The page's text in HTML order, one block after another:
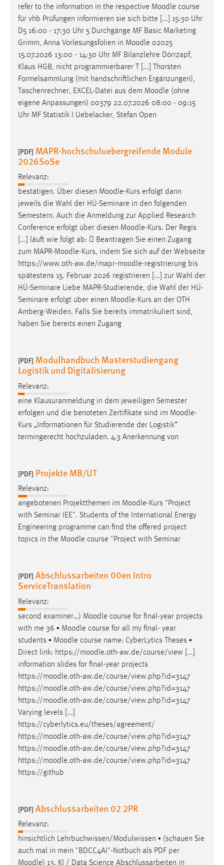
refer to the information in the respective Moodle course
für vhb Prüfungen informieren sie sich bitte [...] 15:30 Uhr
D5 16:00 - 17:30 Uhr 5 Durchgänge MF Basic Marketing
Grimm, Anna Vorlesungsfolien in Moodle 02025
15.07.2026 13:00 - 14:30 Uhr MF Bilanzlehre Dörrzapf,
Klaus HGB, nicht programmierbarer T [...] Thorsten
Formelsammlung (mit handschriftlichen Ergänzungen),
Taschenrechner, EXCEL-Datei aus dem Moodle (ohne
eigene Anpassungen) 00379 22.07.2026 08:00 - 09:15
Uhr MF Statistik I Uebelacker, Stefan Open
[PDF] MAPR-hochschuluebergreifende Module
2026SoSe
Relevanz:
bestätigen. Über diesen Moodle-Kurs erfolgt dann
jeweils die Wahl der HÜ-Seminare in den folgenden
Semestern. Auch die Anmeldung zur Applied Research
Conference erfolgt über diesen Moodle-Kurs. Der Regis
[...] läuft wie folgt ab:  Beantragen Sie einen Zugang
zum MAPR-Moodle-Kurs, indem Sie sich auf der Webseite
https://www.oth-aw.de/mapr-moodle-registrierung bis
spätestens 15. Februar 2026 registrieren [...] zur Wahl der
HÜ-Seminare Liebe MAPR-Studierende, die Wahl der HÜ-
Seminare erfolgt über einen Moodle-Kurs an der OTH
Amberg-Weiden. Falls Sie bereits immatrikuliert sind,
haben Sie bereits einen Zugang
[PDF] Modulhandbuch Masterstudiengang
Logistik und Digitalisierung
Relevanz:
eine Klausuranmeldung in dem jeweiligen Semester
erfolgen und die benoteten Zertifikate sind im Moodle-
Kurs „Informationen für Studierende der Logistik“
termingerecht hochzuladen. 4.3 Anerkennung von
[PDF] Projekte MB/UT
Relevanz:
angebotenen Projektthemen im Moodle-Kurs "Project
with Seminar IEE". Students of the International Energy
Engineering programme can find the offered project
topics in the Moodle course "Project with Seminar
[PDF] Abschlussarbeiten 00en Intro
ServiceTranslation
Relevanz:
second examiner…) Moodle course for final-year projects
with me 36 ▪ Moodle course for all my final- year
students ▪ Moodle course name: CyberLytics Theses ▪
Direct link: https://moodle.oth-aw.de/course/view [...]
information slides for final-year projects
https://moodle.oth-aw.de/course/view.php?id=3147
https://moodle.oth-aw.de/course/view.php?id=3147
https://moodle.oth-aw.de/course/view.php?id=3147
Varying levels [...]
https://cyberlytics.eu/theses/agreement/
https://moodle.oth-aw.de/course/view.php?id=3147
https://moodle.oth-aw.de/course/view.php?id=3147
https://moodle.oth-aw.de/course/view.php?id=3147
https://github
[PDF] Abschlussarbeiten 02 2PR
Relevanz:
hinsichtlich Lehrbuchwissen/Modulwissen ▪ (schauen Sie
auch mal in mein "BDCC4AI"-Notbuch als PDF per
Moodle) 13. KI / Data Science Abschlussarbeiten in